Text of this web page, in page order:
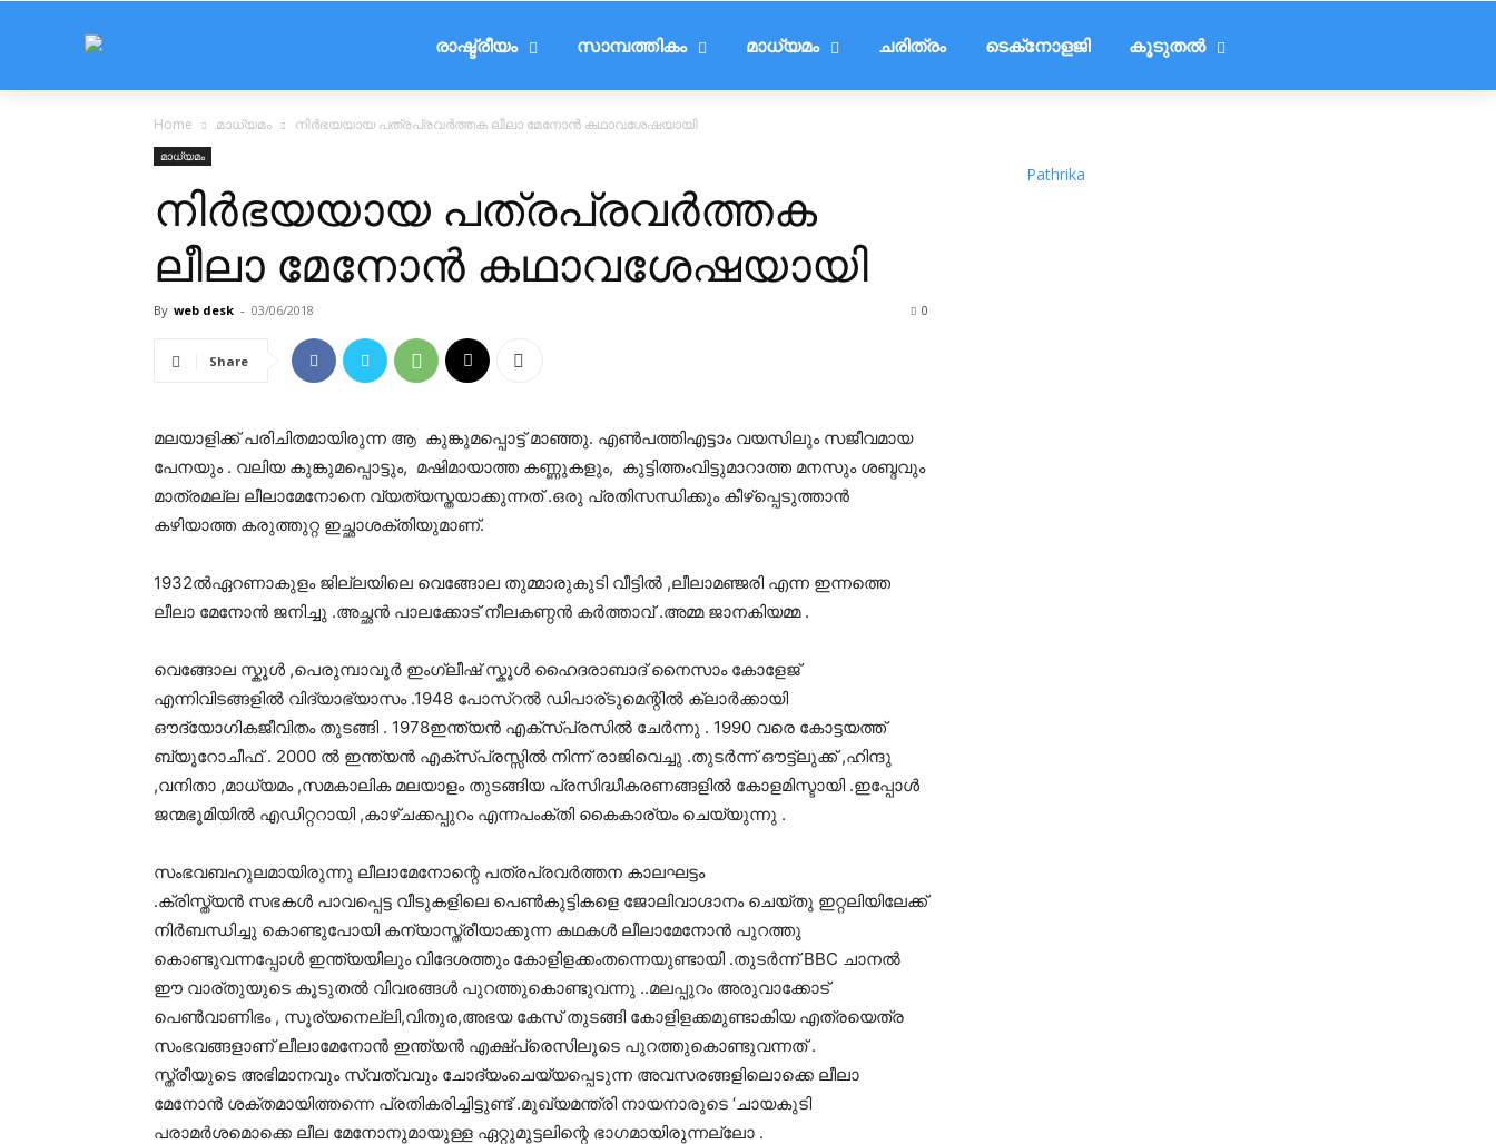
രാഷ്ട്രീയം സാമ്പത്തികം മാധ്യമം ചരിത്രം ടെക്‌നോളജി കൂടുതൽ
Home മാധ്യമം നിര്‍ഭയയായ പത്രപ്രവര്‍ത്തക ലീലാ മേനോന്‍ കഥാവശേഷയായി
മാധ്യമം
നിര്‍ഭയയായ പത്രപ്രവര്‍ത്തക
ലീലാ മേനോന്‍ കഥാവശേഷയായി
By web desk - 03/06/2018 0
Share
മലയാളിക്ക് പരിചിതമായിരുന്ന ആ കുങ്കുമപ്പൊട്ട് മാഞ്ഞു. എണ്‍പത്തിഎട്ടാം വയസിലും സജീവമായ
പേനയും . വലിയ കുങ്കുമപ്പൊട്ടും, മഷിമായാത്ത കണ്ണുകളും, കുട്ടിത്തംവിട്ടുമാറാത്ത മനസും ശബ്ദവും
മാത്രമല്ല ലീലാമേനോനെ വ്യത്യസ്തയാക്കുന്നത് .ഒരു പ്രതിസന്ധിക്കും കീഴ്പ്പെടുത്താന്‍
കഴിയാത്ത കരുത്തുറ്റ ഇച്ഛാശക്തിയുമാണ്.
1932ല്‍ഏറണാകുളം ജില്ലയിലെ വെങ്ങോല തുമ്മാരുകുടി വീട്ടില്‍ ,ലീലാമഞ്ജരി എന്ന ഇന്നത്തെ
ലീലാ മേനോന്‍ ജനിച്ചു .അച്ഛന്‍ പാലക്കോട് നീലകണ്ഠന്‍ കര്‍ത്താവ്‌ .അമ്മ ജാനകിയമ്മ .
വെങ്ങോല സ്കൂള്‍ ,പെരുമ്പാവൂര്‍ ഇംഗ്ലീഷ് സ്കൂള്‍ ഹൈദരാബാദ്‌ നൈസാം കോളേജ്
എന്നിവിടങ്ങളില്‍ വിദ്യാഭ്യാസം .1948 പോസ്റല്‍ ഡിപാര്ടുമെന്റില്‍ ക്ലാര്‍ക്കായി
ഔദ്യോഗികജീവിതം തുടങ്ങി . 1978ഇന്ത്യന്‍ എക്സ്പ്രസില്‍ ചേര്‍ന്നു . 1990 വരെ കോട്ടയത്ത്‌
ബ്യൂറോചീഫ്‌ . 2000 ല്‍ ഇന്ത്യന്‍ എക്സ്പ്രസ്സില്‍ നിന്ന് രാജിവെച്ചു .തുടര്‍ന്ന് ഔട്ട്‌ലുക്ക്‌ ,ഹിന്ദു
,വനിതാ ,മാധ്യമം ,സമകാലിക മലയാളം തുടങ്ങിയ പ്രസിദ്ധീകരണങ്ങളില്‍ കോളമിസ്ടായി .ഇപ്പോള്‍
ജന്മഭൂമിയില്‍ എഡിറ്ററായി ,കാഴ്ചക്കപ്പുറം എന്നപംക്തി കൈകാര്യം ചെയ്യുന്നു .
സംഭവബഹുലമായിരുന്നു ലീലാമേനോന്റെ പത്രപ്രവര്‍ത്തന കാലഘട്ടം
.ക്രിസ്ത്യന്‍ സഭകള്‍ പാവപ്പെട്ട വീടുകളിലെ പെണ്‍കുട്ടികളെ ജോലിവാഗ്ദാനം ചെയ്തു ഇറ്റലിയിലേക്ക്
നിര്‍ബന്ധിച്ചു കൊണ്ടുപോയി കന്യാസ്ത്രീയാക്കുന്ന കഥകള്‍ ലീലാമേനോന്‍ പുറത്തു
കൊണ്ടുവന്നപ്പോള്‍ ഇന്ത്യയിലും വിദേശത്തും കോളിളക്കംതന്നെയുണ്ടായി .തുടര്‍ന്ന് BBC ചാനല്‍
ഈ വാര്തുയുടെ കൂടുതല്‍ വിവരങ്ങള്‍ പുറത്തുകൊണ്ടുവന്നു ..മലപ്പുറം അരുവാക്കോട്
പെണ്‍വാണിഭം , സൂര്യനെല്ലി,വിതുര,അഭയ കേസ് തുടങ്ങി കോളിളക്കമുണ്ടാകിയ എത്രയെത്ര
സംഭവങ്ങളാണ് ലീലാമേനോന്‍ ഇന്ത്യന്‍ എക്ഷ്പ്രെസിലൂടെ പുറത്തുകൊണ്ടുവന്നത് .
സ്ത്രീയുടെ അഭിമാനവും സ്വത്വവും ചോദ്യംചെയ്യപ്പെടുന്ന അവസരങ്ങളിലൊക്കെ ലീലാ
മേനോന്‍ ശക്തമായിത്തന്നെ പ്രതികരിച്ചിട്ടുണ്ട് .മുഖ്യമന്ത്രി നായനാരുടെ ‘ചായകുടി
പരാമര്‍ശമൊക്കെ ലീല മേനോനുമായുള്ള ഏറ്റുമുട്ടലിന്റെ ഭാഗമായിരുന്നല്ലോ .
Pathrika